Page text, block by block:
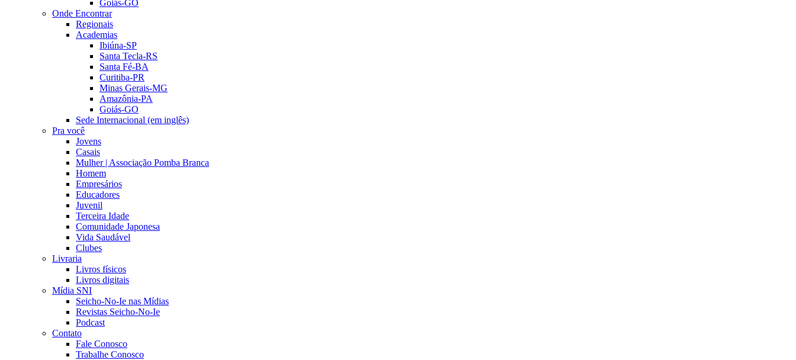
Goiás-GO
Onde Encontrar
Regionais
Academias
Ibiúna-SP
Santa Tecla-RS
Santa Fé-BA
Curitiba-PR
Minas Gerais-MG
Amazônia-PA
Goiás-GO
Sede Internacional (em inglês)
Pra você
Jovens
Casais
Mulher | Associação Pomba Branca
Homem
Empresários
Educadores
Juvenil
Terceira Idade
Comunidade Japonesa
Vida Saudável
Clubes
Livraria
Livros físicos
Livros digitais
Mídia SNI
Seicho-No-Ie nas Mídias
Revistas Seicho-No-Ie
Podcast
Contato
Fale Conosco
Trabalhe Conosco